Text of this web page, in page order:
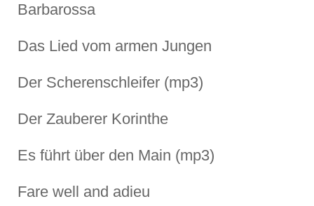
Barbarossa
Das Lied vom armen Jungen
Der Scherenschleifer (mp3)
Der Zauberer Korinthe
Es führt über den Main (mp3)
Fare well and adieu